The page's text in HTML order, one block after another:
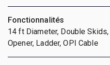
Fonctionnalités
14 ft Diameter, Double
Opener, Ladder, OPI Cable